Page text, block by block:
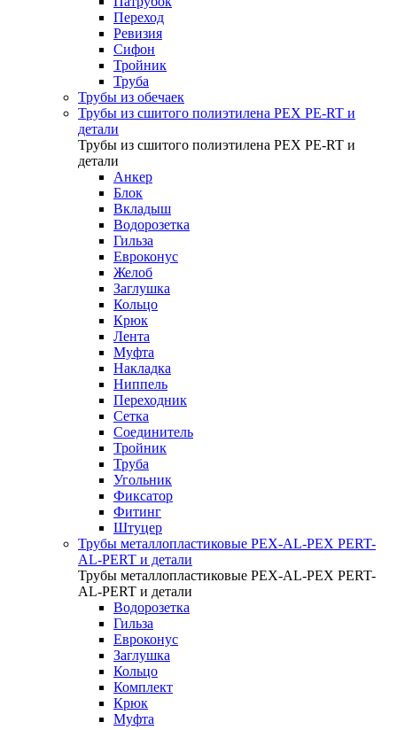
Переход
Ревизия
Сифон
Тройник
Труба
Трубы из обечаек
Трубы из сшитого полиэтилена PEX PE-RT и
детали
Трубы из сшитого полиэтилена PEX PE-RT и
детали
Анкер
Блок
Вкладыш
Водорозетка
Гильза
Евроконус
Желоб
Заглушка
Кольцо
Крюк
Лента
Муфта
Накладка
Ниппель
Переходник
Сетка
Соединитель
Тройник
Труба
Угольник
Фиксатор
Фитинг
Штуцер
Трубы металлопластиковые PEX-AL-PEX PERT-
AL-PERT и детали
Трубы металлопластиковые PEX-AL-PEX PERT-
AL-PERT и детали
Водорозетка
Гильза
Евроконус
Заглушка
Кольцо
Комплект
Крюк
Муфта